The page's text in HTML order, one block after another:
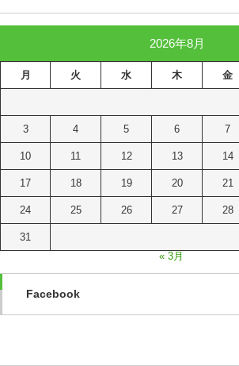
2026年8月
月 火 水 木 金
3 4 5 6 7
10 11 12 13 14
17 18 19 20 21
24 25 26 27 28
31
« 3月
Facebook